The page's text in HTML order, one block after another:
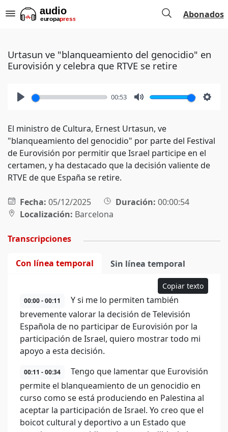
Abonados
Urtasun ve "blanqueamiento del genocidio" en
Eurovisión y celebra que RTVE se retire
00:53
El ministro de Cultura, Ernest Urtasun, ve
"blanqueamiento del genocidio" por parte del Festival
de Eurovisión por permitir que Israel participe en el
certamen, y ha destacado que la decisión valiente de
RTVE de que España se retire.
Fecha: 05/12/2025 Duración: 00:00:54
Localización: Barcelona
Transcripciones
Con línea temporal Sin línea temporal
Copiar texto
00:00 - 00:11
Y si me lo permiten también
brevemente valorar la decisión de Televisión
Española de no participar de Eurovisión por la
participación de Israel, quiero mostrar todo mi
apoyo a esta decisión.
00:11 - 00:34
Tengo que lamentar que Eurovisión
permite el blanqueamiento de un genocidio en
curso como se está produciendo en Palestina al
aceptar la participación de Israel. Yo creo que el
boicot cultural y deportivo a un Estado que